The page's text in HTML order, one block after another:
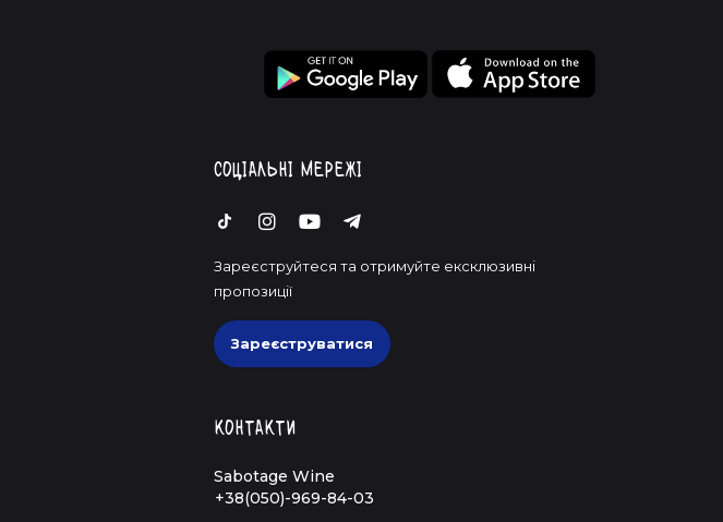
Соціальні мережі
Зареєструйтеся та отримуйте ексклюзивні
пропозиції
Зареєструватися
Контакти
Sabotage Wine
+38(050)-969-84-03